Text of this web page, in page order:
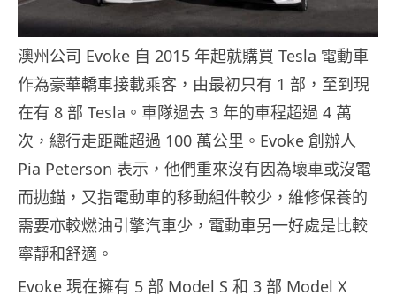
澳州公司 Evoke 自 2015 年起就購買 Tesla 電動車
作為豪華轎車接載乘客，由最初只有 1 部，至到現
在有 8 部 Tesla。車隊過去 3 年的車程超過 4 萬
次，總行走距離超過 100 萬公里。Evoke 創辦人
Pia Peterson 表示，他們重來沒有因為壞車或沒電
而拋錨，又指電動車的移動組件較少，維修保養的
需要亦較燃油引擎汽車少，電動車另一好處是比較
寧靜和舒適。
Evoke 現在擁有 5 部 Model S 和 3 部 Model X